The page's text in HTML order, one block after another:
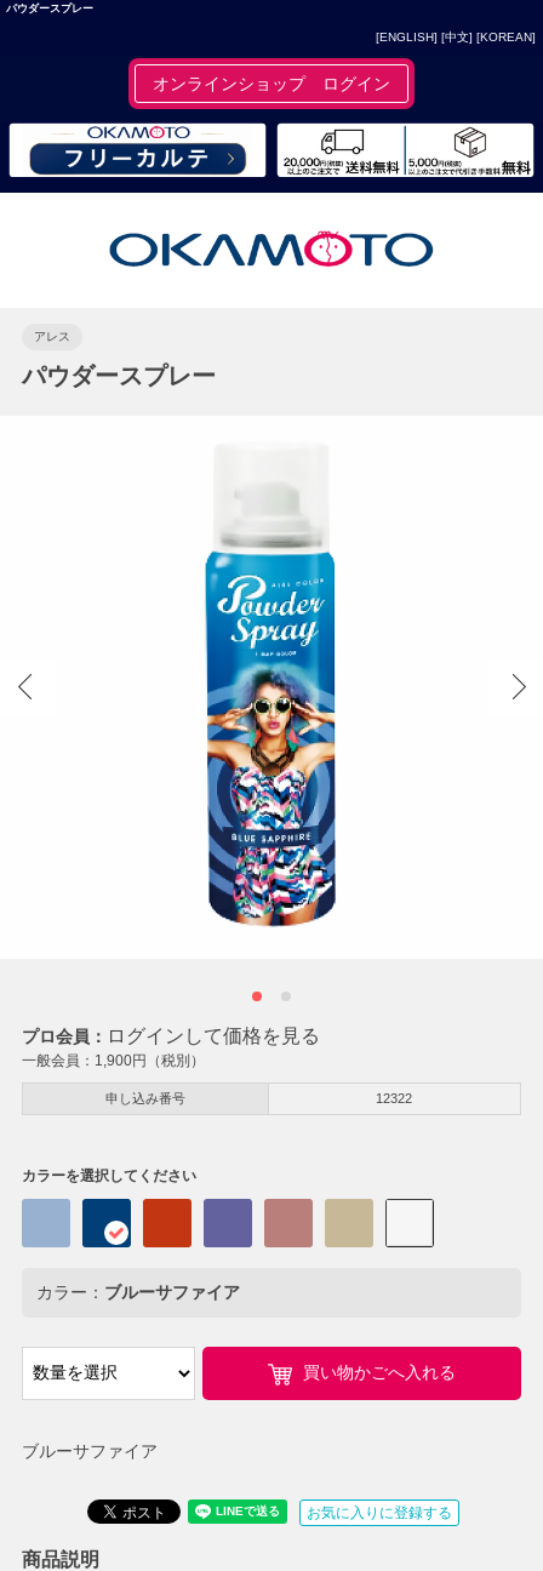
パウダースプレー
[ENGLISH] [中文] [KOREAN]
オンラインショップ ログイン
アレス
パウダースプレー
プロ会員： ログインして価格を見る
一般会員： 1,900円（税別）
申し込み番号 12322
ブルーサファイア
カラーを選択してください
カラー： ブルーサファイア
買い物かごへ入れる
お気に入りに登録する
商品説明